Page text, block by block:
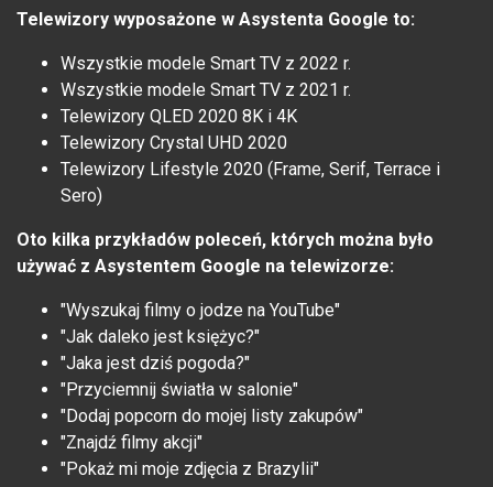
Telewizory wyposażone w Asystenta Google to:
Wszystkie modele Smart TV z 2022 r.
Wszystkie modele Smart TV z 2021 r.
Telewizory QLED 2020 8K i 4K
Telewizory Crystal UHD 2020
Telewizory Lifestyle 2020 (Frame, Serif, Terrace i
Sero)
Oto kilka przykładów poleceń, których można było
używać z Asystentem Google na telewizorze:
"Wyszukaj filmy o jodze na YouTube"
"Jak daleko jest księżyc?"
"Jaka jest dziś pogoda?"
"Przyciemnij światła w salonie"
"Dodaj popcorn do mojej listy zakupów"
"Znajdź filmy akcji"
"Pokaż mi moje zdjęcia z Brazylii"